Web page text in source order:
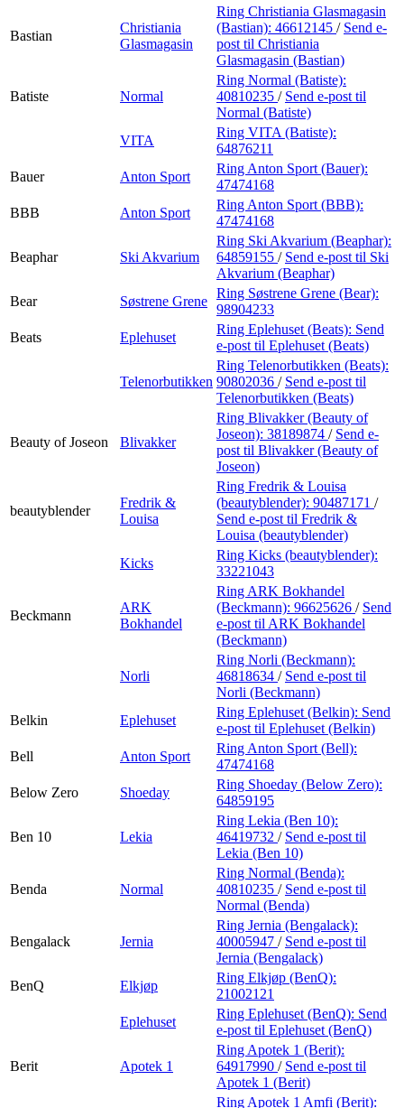
Bastian
Christiania
Glasmagasin
Ring Christiania Glasmagasin
(Bastian): 46612145 / Send e-
post til Christiania
Glasmagasin (Bastian)
Batiste Normal
Ring Normal (Batiste):
40810235 / Send e-post til
Normal (Batiste)
VITA
Ring VITA (Batiste):
64876211
Bauer
Anton Sport
Ring Anton Sport (Bauer):
47474168
BBB
Anton Sport
Ring Anton Sport (BBB):
47474168
Beaphar Ski Akvarium
Ring Ski Akvarium (Beaphar):
64859155 / Send e-post til Ski
Akvarium (Beaphar)
Bear
Søstrene Grene
Ring Søstrene Grene (Bear):
98904233
Beats
Eplehuset
Ring Eplehuset (Beats): Send
e-post til Eplehuset (Beats)
Telenorbutikken
Ring Telenorbutikken (Beats):
90802036 / Send e-post til
Telenorbutikken (Beats)
Beauty of Joseon Blivakker
Ring Blivakker (Beauty of
Joseon): 38189874 / Send e-
post til Blivakker (Beauty of
Joseon)
beautyblender
Fredrik &
Louisa
Ring Fredrik & Louisa
(beautyblender): 90487171 /
Send e-post til Fredrik &
Louisa (beautyblender)
Kicks
Ring Kicks (beautyblender):
33221043
Beckmann
ARK
Bokhandel
Ring ARK Bokhandel
(Beckmann): 96625626 / Send
e-post til ARK Bokhandel
(Beckmann)
Norli
Ring Norli (Beckmann):
46818634 / Send e-post til
Norli (Beckmann)
Belkin
Eplehuset
Ring Eplehuset (Belkin): Send
e-post til Eplehuset (Belkin)
Bell
Anton Sport
Ring Anton Sport (Bell):
47474168
Below Zero
Shoeday
Ring Shoeday (Below Zero):
64859195
Ben 10 Lekia
Ring Lekia (Ben 10):
46419732 / Send e-post til
Lekia (Ben 10)
Benda Normal
Ring Normal (Benda):
40810235 / Send e-post til
Normal (Benda)
Bengalack Jernia
Ring Jernia (Bengalack):
40005947 / Send e-post til
Jernia (Bengalack)
BenQ
Elkjøp
Ring Elkjøp (BenQ):
21002121
Eplehuset
Ring Eplehuset (BenQ): Send
e-post til Eplehuset (BenQ)
Berit Apotek 1
Ring Apotek 1 (Berit):
64917990 / Send e-post til
Apotek 1 (Berit)
Ring Apotek 1 Amfi (Berit):